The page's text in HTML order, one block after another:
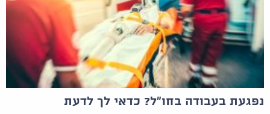
נפגעת בעבודה בחו"ל? כדאי לך לדעת